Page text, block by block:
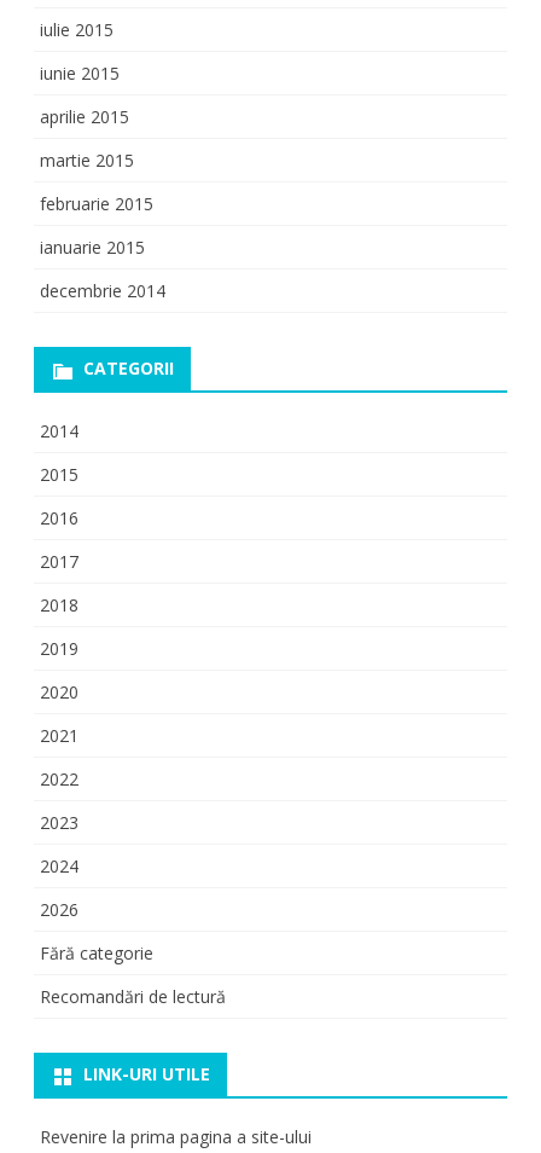
iulie 2015
iunie 2015
aprilie 2015
martie 2015
februarie 2015
ianuarie 2015
decembrie 2014
CATEGORII
2014
2015
2016
2017
2018
2019
2020
2021
2022
2023
2024
2026
Fără categorie
Recomandări de lectură
LINK-URI UTILE
Revenire la prima pagina a site-ului